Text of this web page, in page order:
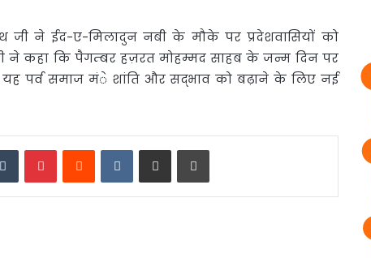
जी ने ईद-ए-मिलादुन नबी के मौके पर प्रदेशवासियों को
ने कहा कि पैगम्बर हज़रत मोहम्मद साहब के जन्म दिन पर
यह पर्व समाज मंे शांति और सद्भाव को बढ़ाने के लिए नई
TumblrPinterestReddit VKontakte
Share via Email Print